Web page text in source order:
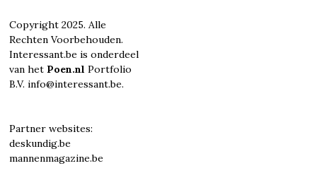
Copyright 2025. Alle
Rechten Voorbehouden.
Interessant.be is onderdeel
van het Poen.nl Portfolio
B.V. info@interessant.be.
Partner websites:
deskundig.be
mannenmagazine.be